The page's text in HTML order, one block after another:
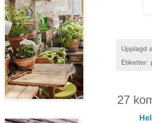
Upplagd
Etiketter:
27